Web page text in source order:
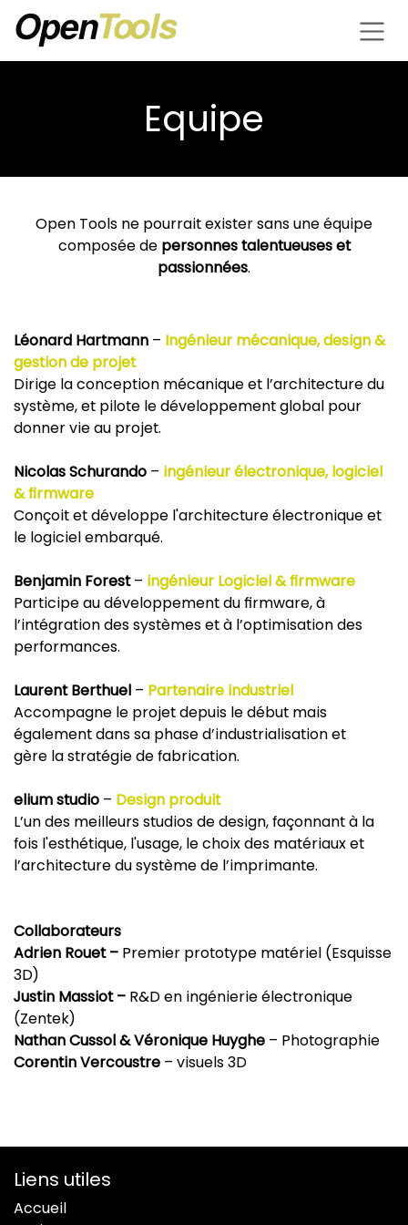
Se rendre au contenu
Equipe
Open Tools ne pourrait exister sans une équipe
composée de personnes talentueuses et
passionnées.
Léonard Hartmann – Ingénieur mécanique, design &
gestion de projet
Dirige la conception mécanique et l’architecture du
système, et pilote le développement global pour
donner vie au projet.
Nicolas Schurando – ingénieur électronique, logiciel
& firmware
Conçoit et développe l'architecture électronique et
le logiciel embarqué.
Benjamin Forest – ingénieur Logiciel & firmware
Participe au développement du firmware, à
l’intégration des systèmes et à l’optimisation des
performances.
Laurent Berthuel – Partenaire industriel
Accompagne le projet depuis le début mais
également dans sa phase d’industrialisation et
gère la stratégie de fabrication.
elium studio – Design produit
L’un des meilleurs studios de design, façonnant à la
fois l'esthétique, l'usage, le choix des matériaux et
l’architecture du système de l’imprimante.
Collaborateurs
Adrien Rouet– Premier prototype matériel (Esquisse
3D)
Justin Massiot– R&D en ingénierie électronique
(Zentek)
Nathan Cussol & Véronique Huyghe – Photographie
Corentin Vercoustre – visuels 3D
Liens utiles
Accueil